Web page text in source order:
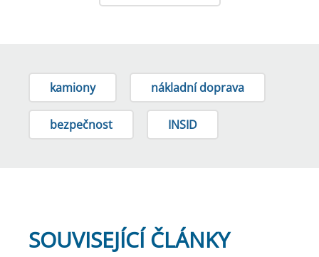
kamiony nákladní doprava
bezpečnost INSID
SOUVISEJÍCÍ ČLÁNKY